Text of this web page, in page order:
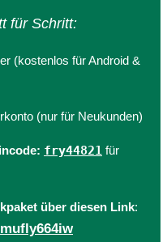
für Schritt:
(kostenlos für Android &
(nur für Neukunden)
fry44821 für
über diesen Link: